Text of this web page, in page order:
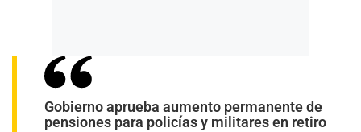
Gobierno aprueba aumento permanente de
pensiones para policías y militares en retiro